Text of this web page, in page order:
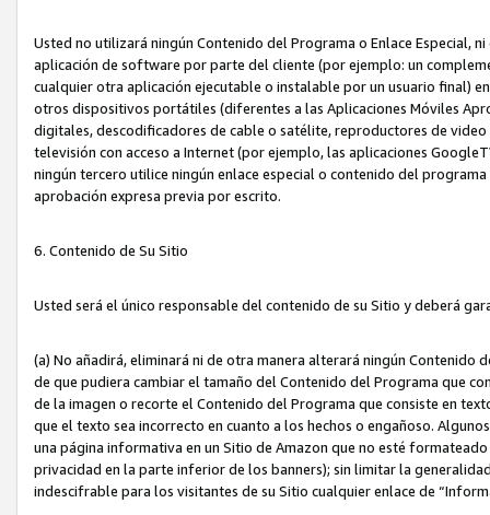
Usted no utilizará ningún Contenido del Programa o Enlace Especial,
aplicación de software por parte del cliente (por ejemplo: un
cualquier otra aplicación ejecutable o instalable por un usuario final)
otros dispositivos portátiles (diferentes a las Aplicaciones Móviles
digitales, descodificadores de cable o satélite, reproductores de
televisión con acceso a Internet (por ejemplo, las aplicaciones
ningún tercero utilice ningún enlace especial o contenido del
aprobación expresa previa por escrito.
6. Contenido de Su Sitio
Usted será el único responsable del contenido de su Sitio y deberá
(a) No añadirá, eliminará ni de otra manera alterará ningún
de que pudiera cambiar el tamaño del Contenido del Programa que
de la imagen o recorte el Contenido del Programa que consiste en
que el texto sea incorrecto en cuanto a los hechos o engañoso.
una página informativa en un Sitio de Amazon que no esté
privacidad en la parte inferior de los banners); sin limitar la
indescifrable para los visitantes de su Sitio cualquier enlace de